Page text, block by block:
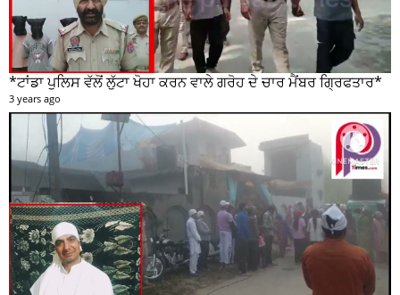
*ਟਾਂਡਾ ਪੁਲਿਸ ਵੱਲੋਂ ਲੁੱਟਾ ਖੋਹਾ ਕਰਨ ਵਾਲੇ ਗਰੋਹ ਦੇ ਚਾਰ ਮੈਂਬਰ ਗ੍ਰਿਫਤਾਰ*
3 years ago